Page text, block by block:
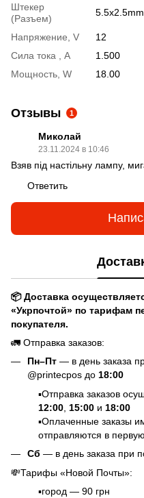
Штекер
(Разъем)
5.5x2.5mm
Напряжение, V
12
Сила тока , A
1.500
Мощность, W
18.00
Отзывы 1
Миколай
23.11.2024 в 10:46
Взяв під настільну лампу,
Ответить
📦 Доставка
«Укрпочтой» по тарифам
покупателя.
🚛 Отправка заказов:
Пн–Пт — в день заказа
@printecpos до 18:00
▪️Отправка заказов
12:00 15:00 и 18:00
▪️Оплаченные заказы
отправляются в
Сб — в день заказа при
💸Тарифы «Новой Почты»:
▪️город — 90 грн